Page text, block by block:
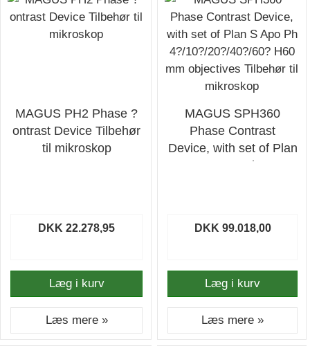
MAGUS PH2 Phase ?
ontrast Device Tilbehør
til mikroskop
DKK 22.278,95
Læg i kurv
Læs mere »
MAGUS SPH360
Phase Contrast
Device, with set of Plan
S Apo Ph
DKK 99.018,00
Læg i kurv
Læs mere »